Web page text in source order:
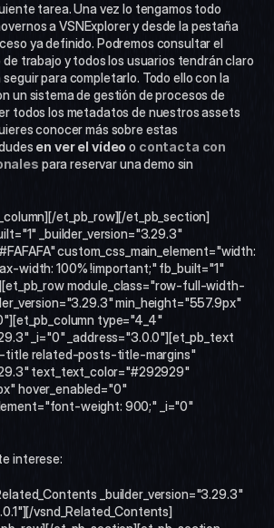
tarea. Una vez lo tengamos todo
a VSNExplorer y desde la pestaña
ya definido. Podremos consultar el
trabajo y todos los usuarios tendrán claro
para completarlo. Todo ello con la
un sistema de gestión de procesos de
todos los metadatos de nuestros assets
conocer más sobre estas
en ver el vídeo o contacta con
para reservar una demo sin
et_pb_row][/et_pb_section]
_builder_version="3.29.3"
custom_css_main_element="width:
width: 100% !important;" fb_built="1"
module_class="row-full-width-
min_height="557.9px"
type="4_4"
_i="0" _address="3.0.0"][et_pb_text
title related-posts-title-margins"
text_text_color="#292929"
hover_enabled="0"
weight: 900;" _i="0"
interese:
_builder_version="3.29.3"
vsnd_Related_Contents]